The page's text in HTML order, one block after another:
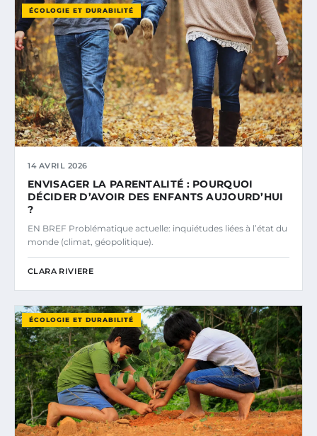
ÉCOLOGIE ET DURABILITÉ
14 AVRIL 2026
ENVISAGER LA PARENTALITÉ : POURQUOI
DÉCIDER D’AVOIR DES ENFANTS AUJOURD’HUI
?
EN BREF Problématique actuelle: inquiétudes liées à l’état du
monde (climat, géopolitique).
CLARA RIVIERE
ÉCOLOGIE ET DURABILITÉ